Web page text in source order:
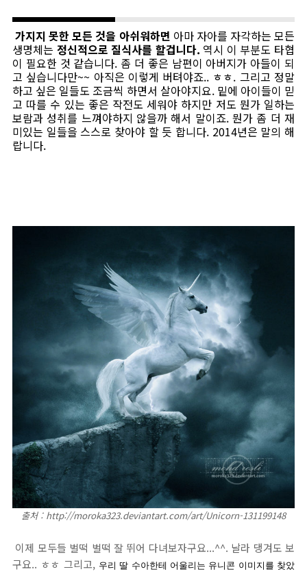
가지지 못한 모든 것을 아쉬워하면 아마 자아를 자각하는 모든
생명체는 정신적으로 질식사를 할겁니다. 역시 이 부분도 타협
이 필요한 것 같습니다. 좀 더 좋은 남편이 아버지가 아들이 되
고 싶습니다만~~ 아직은 이렇게 버텨야죠.. ㅎㅎ. 그리고 정말
하고 싶은 일들도 조금씩 하면서 살아야지요. 밑에 아이들이 믿
고 따를 수 있는 좋은 작전도 세워야 하지만 저도 뭔가 일하는
보람과 성취를 느껴야하지 않을까 해서 말이죠. 뭔가 좀 더 재
미있는 일들을 스스로 찾아야 할 듯 합니다. 2014년은 말의 해
랍니다.
출처 : http://moroka323.deviantart.com/art/Unicorn-131199148
이제 모두들 벌떡 벌떡 잘 뛰어 다녀보자구요...^^. 날라 댕겨도 보
구요.. ㅎㅎ 그리고, 우리 딸 수아한테 어울리는 유니콘 이미지를 찾았